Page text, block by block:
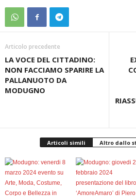
Articolo precedente
LA VOCE DEL CITTADINO:
NON FACCIAMO SPARIRE LA
PALLANUOTO DA
MODUGNO
Articoli simili Altro dallo